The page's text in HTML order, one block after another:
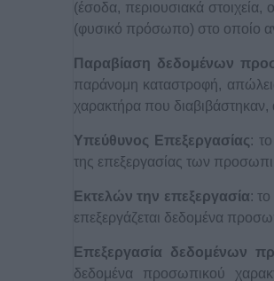
(έσοδα, περιουσιακά στοιχεία,
(φυσικό πρόσωπο) στο οποίο
Παραβίαση δεδομένων
παράνομη καταστροφή,
χαρακτήρα που
Υπεύθυνος Επεξεργασίας:
της επεξεργασίας των
Εκτελών την επεξεργασία:
επεξεργάζεται δεδομένα
Επεξεργασία δεδομένων
δεδομένα προσωπικού